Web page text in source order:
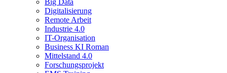
Big Data
Digitalisierung
Remote Arbeit
Industrie 4.0
IT-Organisation
Business KI Roman
Mittelstand 4.0
Forschungsprojekt